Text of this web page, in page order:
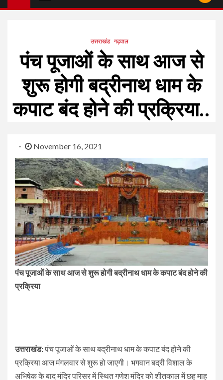
उत्तराखंड गढ़वाल
पंच पूजाओं के साथ आज से
शुरू होगी बद्रीनाथ धाम के
कपाट बंद होने की प्रक्रिया..
November 16, 2021
पंच पूजाओं के साथ आज से शुरू होगी बद्रीनाथ धाम के कपाट बंद होने की
प्रक्रिया
उत्तराखंड:पंच पूजाओं के साथ बद्रीनाथ धाम के कपाट बंद होने की
प्रक्रिया आज मंगलवार से शुरू हो जाएगी। भगवान बद्री विशाल के
अभिषेक के बाद मंदिर परिसर में स्थित गणेश मंदिर को शीतकाल में छह माह